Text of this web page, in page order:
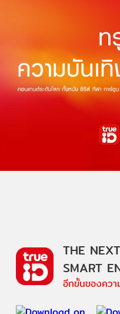
THE
SMART
อีกขั้นของคว